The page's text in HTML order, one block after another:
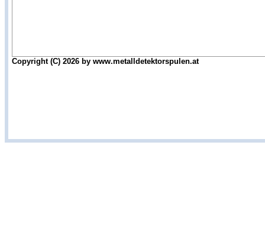
Copyright (C) 2026 by www.metalldetektorspulen.at